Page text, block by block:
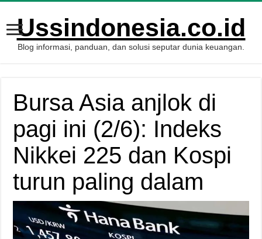
Ussindonesia.co.id
Blog informasi, panduan, dan solusi seputar dunia keuangan.
Bursa Asia anjlok di
pagi ini (2/6): Indeks
Nikkei 225 dan Kospi
turun paling dalam